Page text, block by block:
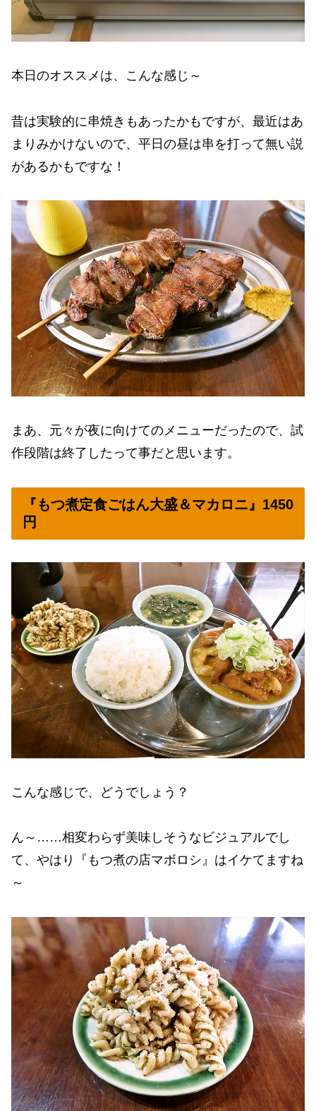
本日のオススメは、こんな感じ～
昔は実験的に串焼きもあったかもですが、最近はあ
まりみかけないので、平日の昼は串を打って無い説
があるかもですな！
まあ、元々が夜に向けてのメニューだったので、試
作段階は終了したって事だと思います。
『もつ煮定食ごはん大盛＆マカロニ』1450
円
こんな感じで、どうでしょう？
ん～……相変わらず美味しそうなビジュアルでし
て、やはり『もつ煮の店マボロシ』はイケてますね
～